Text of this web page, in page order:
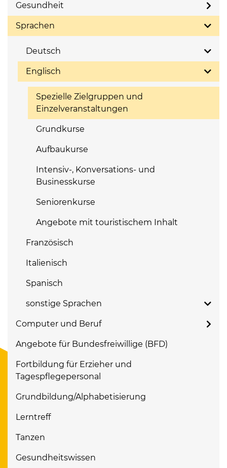
Gesundheit
Sprachen
Deutsch
Englisch
Spezielle Zielgruppen und
Einzelveranstaltungen
Grundkurse
Aufbaukurse
Intensiv-, Konversations- und
Businesskurse
Seniorenkurse
Angebote mit touristischem Inhalt
Französisch
Italienisch
Spanisch
sonstige Sprachen
Computer und Beruf
Angebote für Bundesfreiwillige (BFD)
Fortbildung für Erzieher und
Tagespflegepersonal
Grundbildung/Alphabetisierung
Lerntreff
Tanzen
Gesundheitswissen